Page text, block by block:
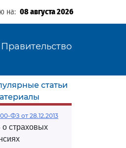
на: 08 августа 2026
Правительство
статьи
ФЗ от 28.12.2013
страховых